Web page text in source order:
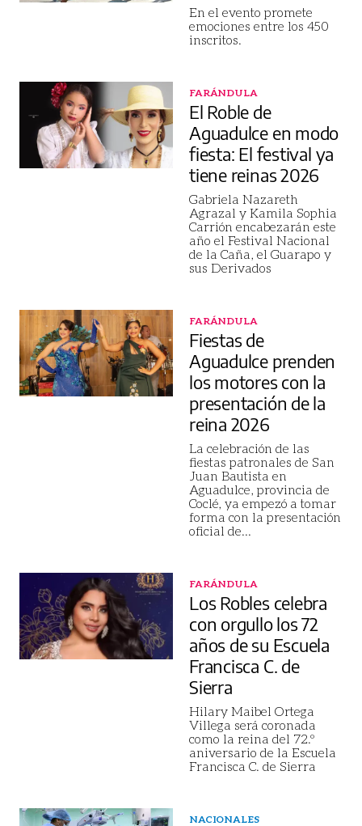
En el evento promete
emociones entre los 450
inscritos.
FARÁNDULA
El Roble de
Aguadulce en modo
fiesta: El festival ya
tiene reinas 2026
Gabriela Nazareth
Agrazal y Kamila Sophia
Carrión encabezarán este
año el Festival Nacional
de la Caña, el Guarapo y
sus Derivados
FARÁNDULA
Fiestas de
Aguadulce prenden
los motores con la
presentación de la
reina 2026
La celebración de las
fiestas patronales de San
Juan Bautista en
Aguadulce, provincia de
Coclé, ya empezó a tomar
forma con la presentación
oficial de...
FARÁNDULA
Los Robles celebra
con orgullo los 72
años de su Escuela
Francisca C. de
Sierra
Hilary Maibel Ortega
Villega será coronada
como la reina del 72.º
aniversario de la Escuela
Francisca C. de Sierra
NACIONALES